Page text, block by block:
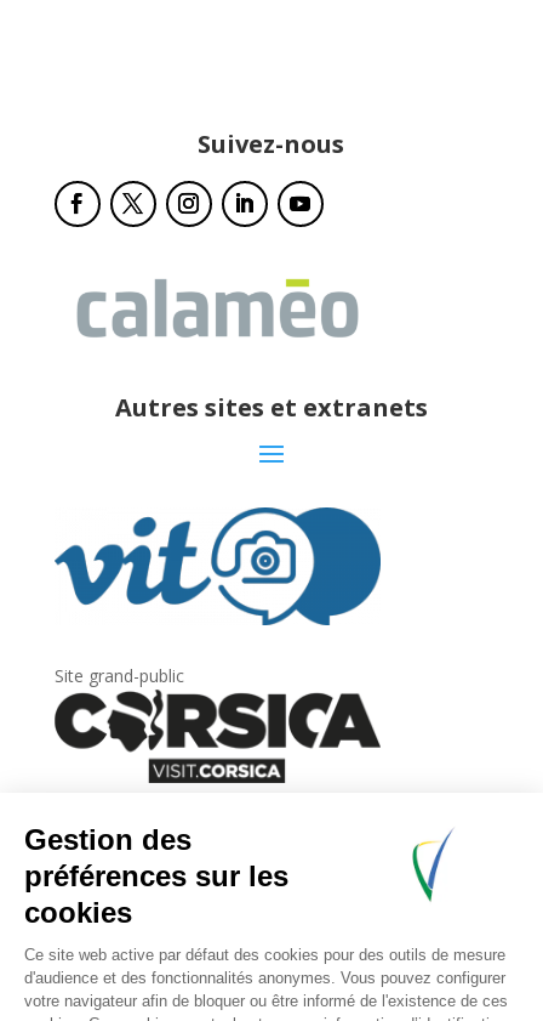
Suivez-nous
Autres sites et extranets
Site grand-public
Newsletter
Inscrivez-vous àla lettre d’information
l’Agence du tourisme de la Corse.